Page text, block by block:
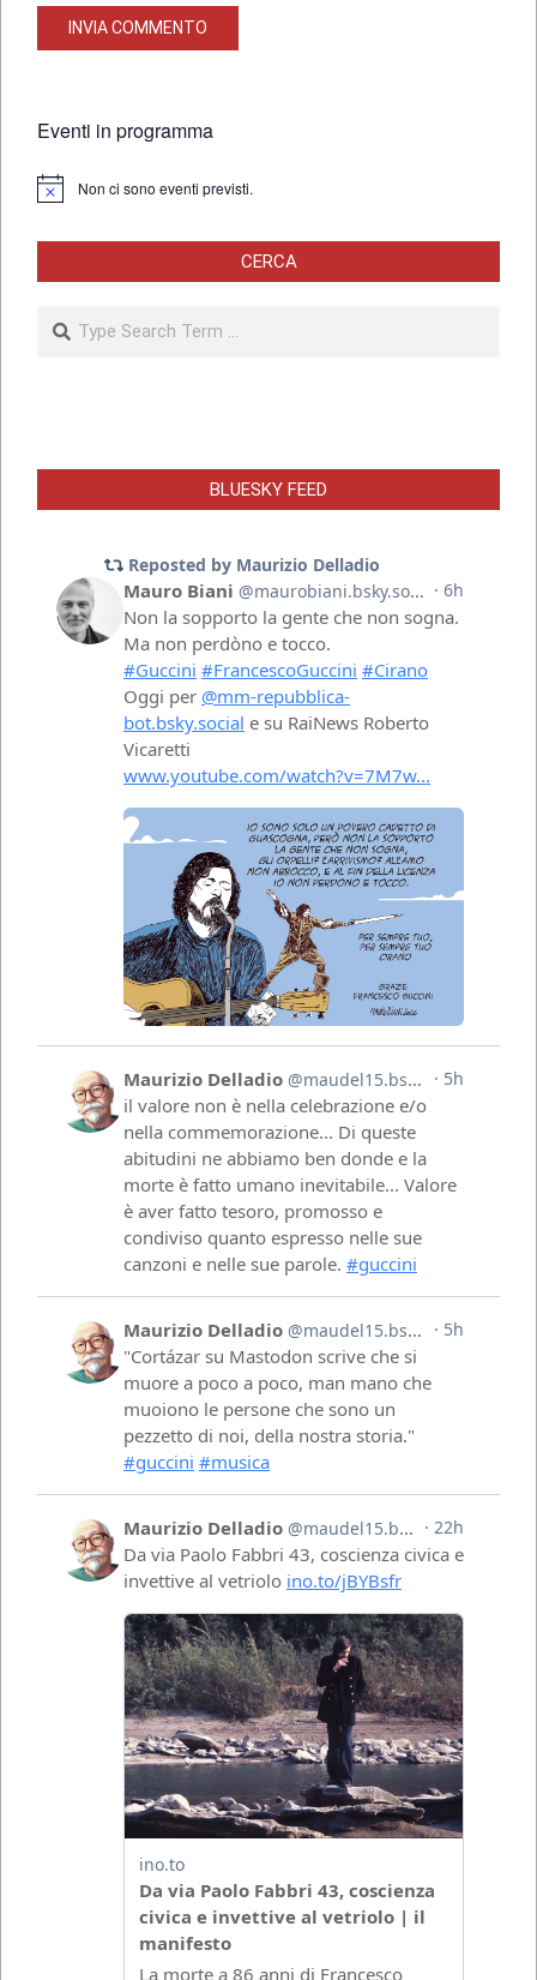
Eventi in programma
Notice Non ci sono eventi previsti.
CERCA
Search
BLUESKY FEED